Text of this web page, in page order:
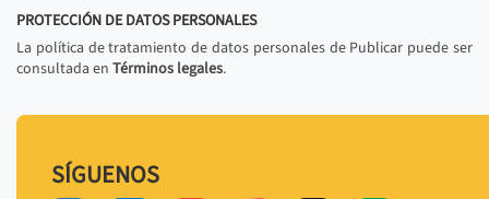
PROTECCIÓN DE DATOS PERSONALES
La política de tratamiento de datos personales de Publicar puede ser
consultada en Términos legales.
SÍGUENOS